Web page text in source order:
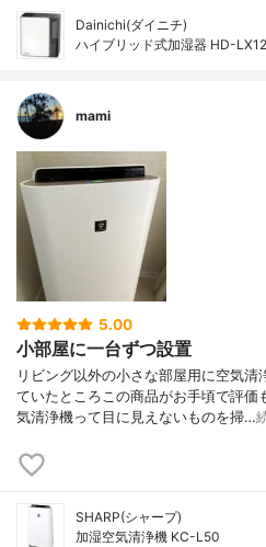
Dainichi(ダイニチ)
ハイブリッド式加湿器 HD-
mami
5.00
小部屋に一台ずつ設置
リビング以外の小さな部屋用に空気
ていたところこの商品がお手頃で評価
気清浄機って目に見えないものを掃…
SHARP(シャープ)
加湿空気清浄機 KC-L50